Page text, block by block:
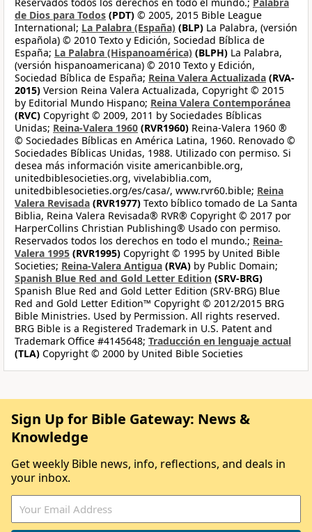
de Dios para Todos (PDT) © 2005, 2015 Bible League
International; La Palabra (España) (BLP) La Palabra, (versión
española) © 2010 Texto y Edición, Sociedad Bíblica de
España; La Palabra (Hispanoamérica) (BLPH) La Palabra,
(versión hispanoamericana) © 2010 Texto y Edición,
Sociedad Bíblica de España; Reina Valera Actualizada (RVA-
2015) Version Reina Valera Actualizada, Copyright © 2015
by Editorial Mundo Hispano; Reina Valera Contemporánea
(RVC) Copyright © 2009, 2011 by Sociedades Bíblicas
Unidas; Reina-Valera 1960 (RVR1960) Reina-Valera 1960 ®
© Sociedades Bíblicas en América Latina, 1960. Renovado ©
Sociedades Bíblicas Unidas, 1988. Utilizado con permiso. Si
desea más información visite americanbible.org,
unitedbiblesocieties.org, vivelabiblia.com,
unitedbiblesocieties.org/es/casa/, www.rvr60.bible; Reina
Valera Revisada (RVR1977) Texto bíblico tomado de La Santa
Biblia, Reina Valera Revisada® RVR® Copyright © 2017 por
HarperCollins Christian Publishing® Usado con permiso.
Reservados todos los derechos en todo el mundo.; Reina-
Valera 1995 (RVR1995) Copyright © 1995 by United Bible
Societies; Reina-Valera Antigua (RVA) by Public Domain;
Spanish Blue Red and Gold Letter Edition (SRV-BRG)
Spanish Blue Red and Gold Letter Edition (SRV-BRG) Blue
Red and Gold Letter Edition™ Copyright © 2012/2015 BRG
Bible Ministries. Used by Permission. All rights reserved.
BRG Bible is a Registered Trademark in U.S. Patent and
Trademark Office #4145648; Traducción en lenguaje actual
(TLA) Copyright © 2000 by United Bible Societies
Sign Up for Bible Gateway: News &
Knowledge
Get weekly Bible news, info, reflections, and deals in
your inbox.